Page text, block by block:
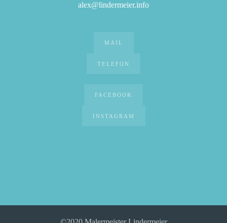
alex@lindermeier.info
MAIL
TELEFON
FACEBOOK
INSTAGRAM